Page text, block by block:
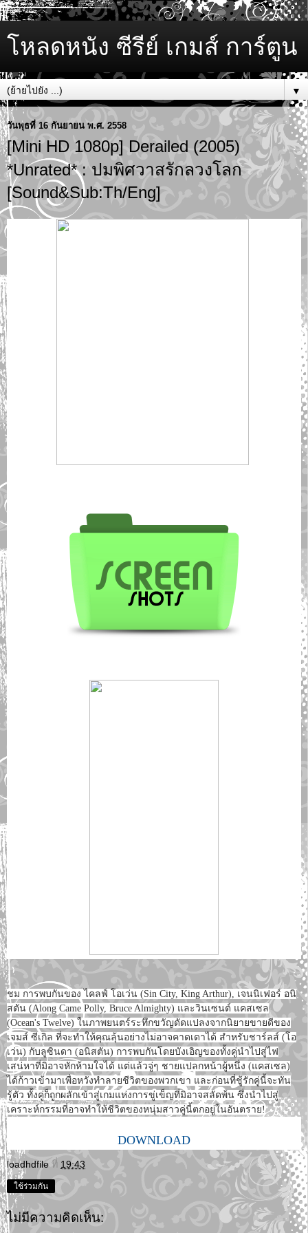
โหลดหนัง ซีรีย์ เกมส์ การ์ตูน
▼
วันพุธที่ 16 กันยายน พ.ศ. 2558
[Mini HD 1080p] Derailed (2005)
*Unrated* : ปมพิศวาสรักลวงโลก
[Sound&Sub:Th/Eng]
ชม การพบกันของ ไคลฟ์ โอเว่น (Sin City, King Arthur), เจนนิเฟอร์ อนิ
สตัน (Along Came Polly, Bruce Almighty) และวินเซนต์ แคสเซล
(Ocean's Twelve) ในภาพยนตร์ระทึกขวัญดัดแปลงจากนิยายขายดีของ
เจมส์ ซีเกิล ที่จะทำให้คุณลุ้นอย่างไม่อาจคาดเดาได้ สำหรับชาร์ลส์ (โอ
เว่น) กับลูซินดา (อนิสตัน) การพบกันโดยบังเอิญของทั้งคู่นำไปสู่ไฟ
เสน่หาที่มิอาจหักห้ามใจได้ แต่แล้วจู่ๆ ชายแปลกหน้าผู้หนึ่ง (แคสเซล)
ได้ก้าวเข้ามาเพื่อหวังทำลายชีวิตของพวกเขา และก่อนที่ชู้รักคู่นี้จะทัน
รู้ตัว ทั้งคู่ก็ถูกผลักเข้าสู่เกมแห่งการขู่เข็ญที่มิอาจสลัดพ้น ซึ่งนำไปสู่
เคราะห์กรรมที่อาจทำให้ชีวิตของหนุ่มสาวคู่นี้ตกอยู่ในอันตราย!
DOWNLOAD
loadhdfile ที่ 19:43
ใช้ร่วมกัน
ไม่มีความคิดเห็น: